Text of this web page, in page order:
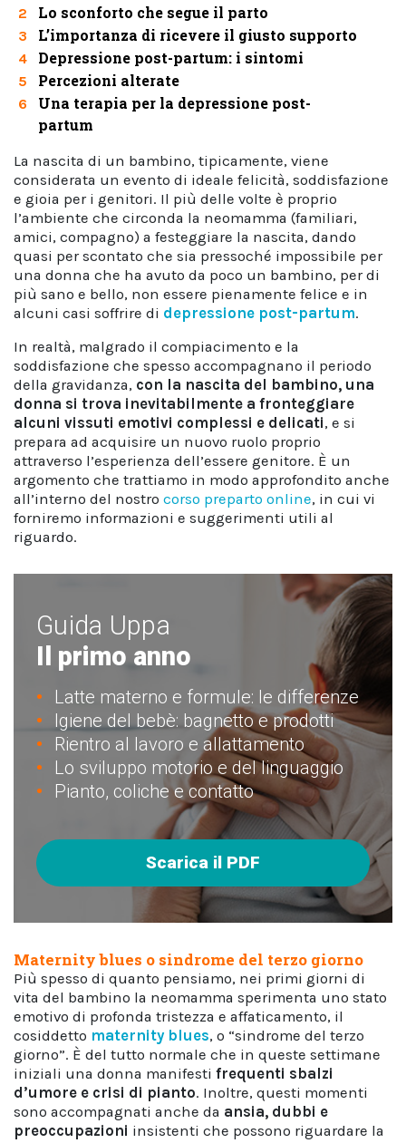
2 Lo sconforto che segue il parto
3 L’importanza di ricevere il giusto supporto
4 Depressione post-partum: i sintomi
5 Percezioni alterate
6
Una terapia per la depressione post-
partum
La nascita di un bambino, tipicamente, viene
considerata un evento di ideale felicità, soddisfazione
e gioia per i genitori. Il più delle volte è proprio
l’ambiente che circonda la neomamma (familiari,
amici, compagno) a festeggiare la nascita, dando
quasi per scontato che sia pressoché impossibile per
una donna che ha avuto da poco un bambino, per di
più sano e bello, non essere pienamente felice e in
alcuni casi soffrire di depressione post-partum.
In realtà, malgrado il compiacimento e la
soddisfazione che spesso accompagnano il periodo
della gravidanza, con la nascita del bambino, una
donna si trova inevitabilmente a fronteggiare
alcuni vissuti emotivi complessi e delicati, e si
prepara ad acquisire un nuovo ruolo proprio
attraverso l’esperienza dell’essere genitore. È un
argomento che trattiamo in modo approfondito anche
all’interno del nostro corso preparto online, in cui vi
forniremo informazioni e suggerimenti utili al
riguardo.
Guida Uppa
Il primo anno
Latte materno e formule: le differenze
Igiene del bebè: bagnetto e prodotti
Rientro al lavoro e allattamento
Lo sviluppo motorio e del linguaggio
Pianto, coliche e contatto
Scarica il PDF
Maternity blues o sindrome del terzo giorno
Più spesso di quanto pensiamo, nei primi giorni di
vita del bambino la neomamma sperimenta uno stato
emotivo di profonda tristezza e affaticamento, il
cosiddetto maternity blues, o “sindrome del terzo
giorno”. È del tutto normale che in queste settimane
iniziali una donna manifesti frequenti sbalzi
d’umore e crisi di pianto. Inoltre, questi momenti
sono accompagnati anche da ansia, dubbi e
preoccupazioni insistenti che possono riguardare la